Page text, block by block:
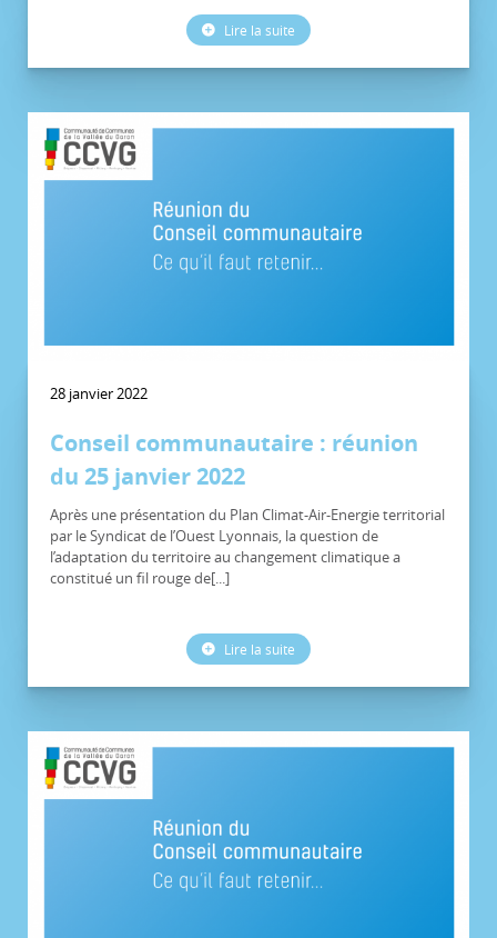
Lire la suite
28 janvier 2022
Conseil communautaire : réunion
du 25 janvier 2022
Après une présentation du Plan Climat-Air-Energie territorial
par le Syndicat de l’Ouest Lyonnais, la question de
l’adaptation du territoire au changement climatique a
constitué un fil rouge de[...]
Lire la suite